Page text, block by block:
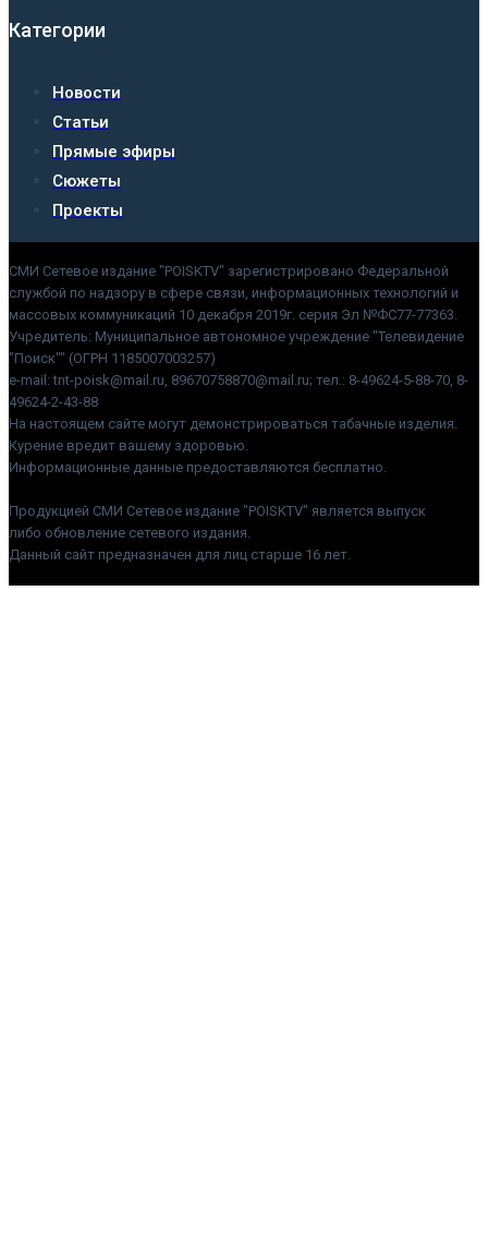
Категории
Новости
Статьи
Прямые эфиры
Сюжеты
Проекты
СМИ Сетевое издание "POISKTV" зарегистрировано Федеральной
службой по надзору в сфере связи, информационных технологий и
массовых коммуникаций 10 декабря 2019г. серия Эл №ФС77-77363.
Учредитель: Муниципальное автономное учреждение "Телевидение
"Поиск"" (ОГРН 1185007003257)
e-mail: tnt-poisk@mail.ru, 89670758870@mail.ru; тел.: 8-49624-5-88-70, 8-
49624-2-43-88
На настоящем сайте могут демонстрироваться табачные изделия.
Курение вредит вашему здоровью.
Информационные данные предоставляются бесплатно.
Продукцией СМИ Сетевое издание "POISKTV" является выпуск
либо обновление сетевого издания.
Данный сайт предназначен для лиц старше 16 лет.